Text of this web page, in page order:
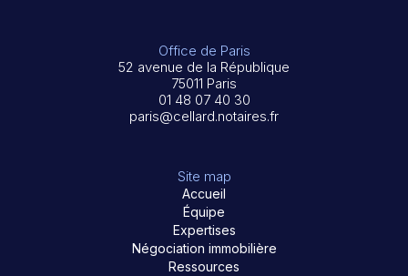
Office de Paris
52 avenue de la République
75011 Paris
01 48 07 40 30
paris@cellard.notaires.fr
Site map
Accueil
Équipe
Expertises
Négociation immobilière
Ressources